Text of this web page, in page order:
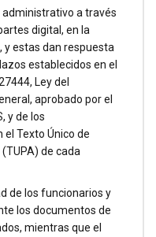
a través
digital, en la
estas dan respuesta
establecidos en el
Ley del
aprobado por el
y de los
Texto Único de
de cada
de los funcionarios y
los documentos de
mientras que el